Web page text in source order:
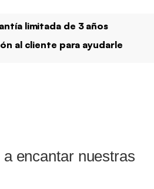
limitada de 3 años
al cliente para ayudarle
encantar nuestras